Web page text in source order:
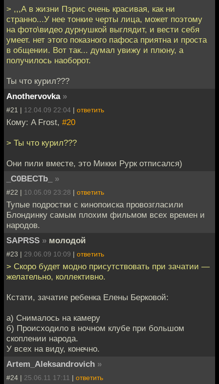
> ,,,А в жизни Пэрис очень красивая, как ни
странно...У нее тонкие черты лица, может поэтому
на фото\видео дурнушкой выглядит, и вести себя
умеет. нет этого показного пафоса приятна и проста
в общении. Вот так... думал увижу и плюну, а
получилось наоборот.
Ты что курил???
Anothervovka »
#21 | 12.04.09 22:04 | ответить
Кому: A Frost, #20
> Ты что курил???
Они пили вместе, это Микки Рурк отписался)
_C0BECTb_
»
#22 | 10.05.09 23:28 | ответить
Тупые подростки с кинопоиска провозгласили
Блондинку самым плохим фильмом всех времен и
народов.
SAPRSS » молодой
#23 | 29.06.09 10:09 | ответить
> Скоро будет модно присутствовать при зачатии —
желательно, коллективно.
Кстати, зачатие ребенка Елены Берковой:
а) Снималось на камеру
б) Происходило в ночном клубе при большом
скоплении народа.
У всех на виду, конечно.
Artem_Aleksandrovich »
#24 | 25.06.11 17:11 | ответить